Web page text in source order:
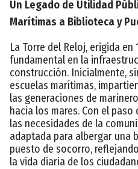
Un Legado de Utilidad
Marítimas a Biblioteca y
La Torre del Reloj, erigida en
fundamental en la
construcción. Inicialmente,
escuelas marítimas,
las generaciones de
hacia los mares. Con el
las necesidades de la
adaptada para albergar una
puesto de socorro,
la vida diaria de los